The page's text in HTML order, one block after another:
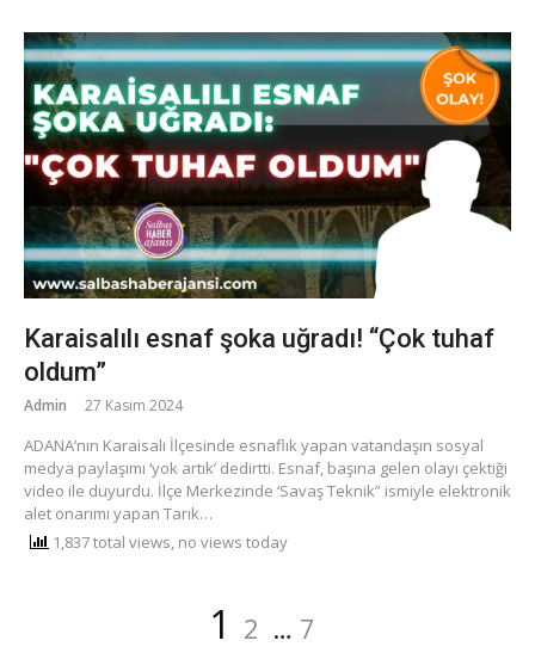
Karaisalılı esnaf şoka uğradı! “Çok tuhaf
oldum”
Admin 27 Kasım 2024
ADANA’nın Karaisalı İlçesinde esnaflık yapan vatandaşın sosyal
medya paylaşımı ‘yok artık’ dedirtti. Esnaf, başına gelen olayı çektiği
video ile duyurdu. İlçe Merkezinde ‘Savaş Teknik” ismiyle elektronik
alet onarımı yapan Tarık…
1,837 total views, no views today
Sayfa
1 Sayfa
2 … Sayfa
7